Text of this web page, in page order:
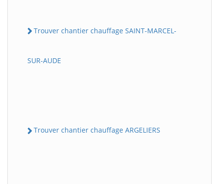
Trouver chantier chauffage SAINT-MARCEL-
SUR-AUDE
Trouver chantier chauffage ARGELIERS